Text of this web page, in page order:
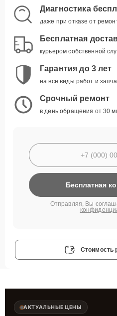
Диагностика
даже при отказе от
Бесплатная
курьером собственной
Гарантия до 3 лет
на все виды работ и
Срочный ремонт
в день обращения от 30
Бесплатная
Отправляя, Вы
Стоимость
АКТУАЛЬНЫЕ ЦЕНЫ